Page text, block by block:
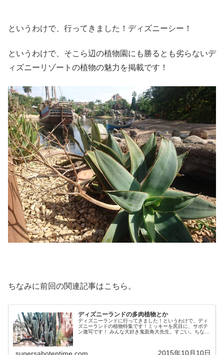
というわけで、行ってきました！ディズニーシー！
というわけで、そこら辺の植物園にも勝るとも劣らないデ
ィズニーリゾートの植物の魅力を掲載です！
ちなみに前回の関連記事はこちら。
ディズニーランドの多肉植物とか
ディズニーランドに行ってきました！というわけで、ディ
ズニーランドの植物特集です！ミッキーを尻目に、サボテ
ン激写です！ みんな大好き鬼面角大先生。すごい。ちなみ
2015年10月10日